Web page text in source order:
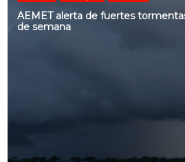
AEMET alerta de fuertes
de semana